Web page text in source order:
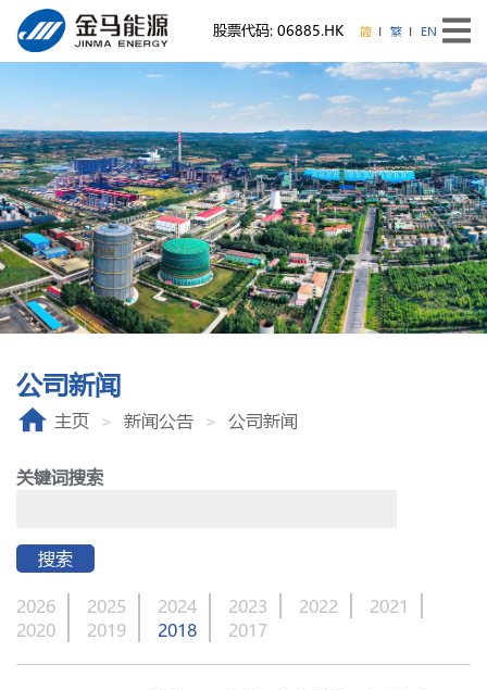
股票代码: 06885.HK 简 繁 EN
公司新闻
主页 新闻公告 公司新闻
关键词搜索
搜索
2026 2025 2024 2023 2022
2021
2020
2019 2018 2017